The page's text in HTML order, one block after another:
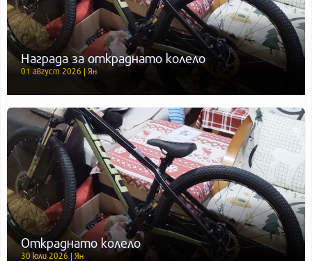
Награда за откраднато колело
01 август 2026 | Ян
Откраднато колело
30 юли 2026 | Ян